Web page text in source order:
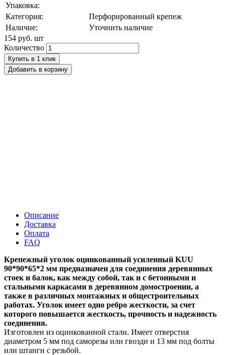
Упаковка:
Категория:
Перфорированный крепеж
Наличие:
Уточнить наличие
154 руб. шт
Количество
Купить в 1 клик
Добавить в корзину
Описание
Доставка
Оплата
FAQ
Крепежный уголок оцинкованный усиленный KUU
90*90*65*2 мм предназначен для соединения деревянных
стоек и балок, как между собой, так и с бетонными и
стальными каркасами в деревянном домостроении, а
также в различных монтажных и общестроительных
работах. Уголок имеет одно ребро жесткости, за счет
которого повышается жесткость, прочность и надежность
соединения.
Изготовлен из оцинкованной стали. Имеет отверстия
диаметром 5 мм под саморезы или гвозди и 13 мм под болты
или штанги с резьбой.